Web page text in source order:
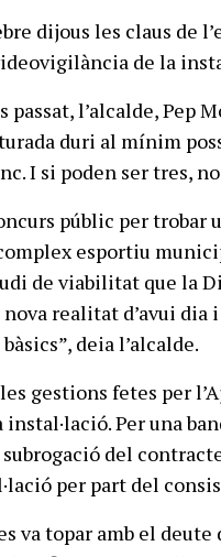
dijous les claus de
de la
l’alcalde, Pep
duri al mínim
I si poden ser tres,
públic per trobar
esportiu
de viabilitat que la
realitat d’avui dia
deia l’alcalde.
gestions fetes per
Per una
del
per part del
va topar amb el